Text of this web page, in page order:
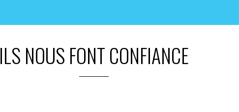
ILS NOUS FONT CONFIANCE